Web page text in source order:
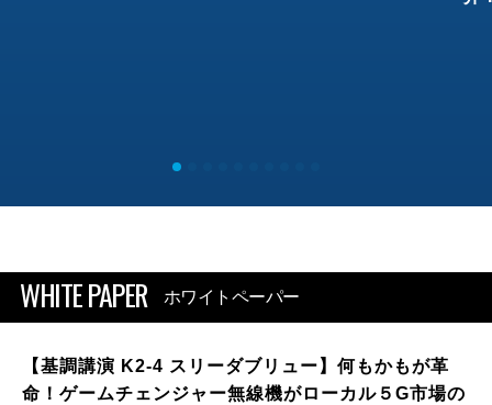
WHITE PAPER ホワイトペーパー
【基調講演 K2-4 スリーダブリュー】何もかもが革
命！ゲームチェンジャー無線機がローカル５G市場の